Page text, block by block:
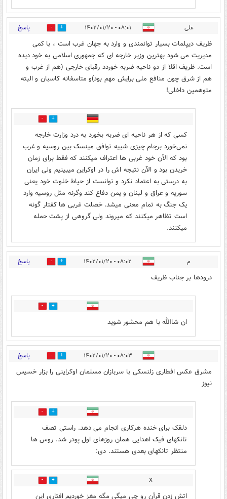
علی ۰۸:۰۱ - ۱۴۰۲/۰۱/۲۰ 18 پاسخ
ظریف دیپلمات بسیار توانمندی و وارد به جهان غرب است ، با کمی
مدیریت می شود بهترین وزیر خارجه ای که جمهوری اسلامی به خود دیده
است. ظریف اقلا از دو ناحیه ضربه خوردد رقبای خارجی (هم از غرب و
هم از شرق چون منافع ملی برایش مهم بود)و متاسفانه کاسبان و البته
متوهمین داخلی!
10
کسی که از هر ناحیه ای ضربه بخورد به درد وزارت خارجه
نمی‌خورد برجام چیزی شبیه توافق مینسک بین روسیه و غرب
بود که الآن خود غربی ها اعتراف میکنند که فقط برای زمان
خریدن بود و الآن نتیجه اش را در اوکراین میبینیم ولی ایران
به درستی به اعتماد نکرد و توانست از حیاط خلوت خود یعنی
سوریه و عراق و لبنان و یمن دفاع کند وگرنه مثل روسیه وارد
یک جنگ به تمام معنی میشد. خصلت غربی ها کفتار گونه
است تظاهر میکنند که میروند ولی گروهی از پشت حمله
میکنند.
م ۰۸:۰۲ - ۱۴۰۲/۰۱/۲۰ 11 پاسخ
درودها بر جناب ظریف
7
ان شاالله با هم محشور شوید
۰۸:۰۳ - ۱۴۰۲/۰۱/۲۰ 6 پاسخ
مشرق عکس افطاری زلنسکی با سربازان مسلمان اوکراینی را بزار خسیس
نیوز
1
دلقک برای خنده هرکاری انجام می دهد. راستی تصف
تانکهای فیک اهدایی همان روزهای اول پودر شد. روس ها
منتظر تانکهای بعدی هستند. دی:
X
1
اتش زدن قرآن رو چی میگی مگه مغز خوردیم افتاری این